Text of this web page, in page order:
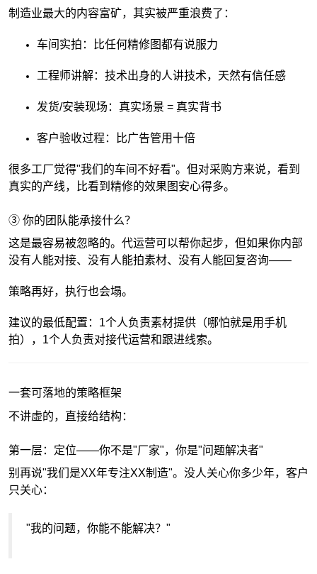
制造业最大的内容富矿，其实被严重浪费了：
车间实拍：比任何精修图都有说服力
工程师讲解：技术出身的人讲技术，天然有信任感
发货/安装现场：真实场景 = 真实背书
客户验收过程：比广告管用十倍
很多工厂觉得"我们的车间不好看"。但对采购方来说，看到
真实的产线，比看到精修的效果图安心得多。
③ 你的团队能承接什么？
这是最容易被忽略的。代运营可以帮你起步，但如果你内部
没有人能对接、没有人能拍素材、没有人能回复咨询——
策略再好，执行也会塌。
建议的最低配置：1个人负责素材提供（哪怕就是用手机
拍），1个人负责对接代运营和跟进线索。
一套可落地的策略框架
不讲虚的，直接给结构：
第一层：定位——你不是"厂家"，你是"问题解决者"
别再说"我们是XX年专注XX制造"。没人关心你多少年，客户
只关心：
"我的问题，你能不能解决？"